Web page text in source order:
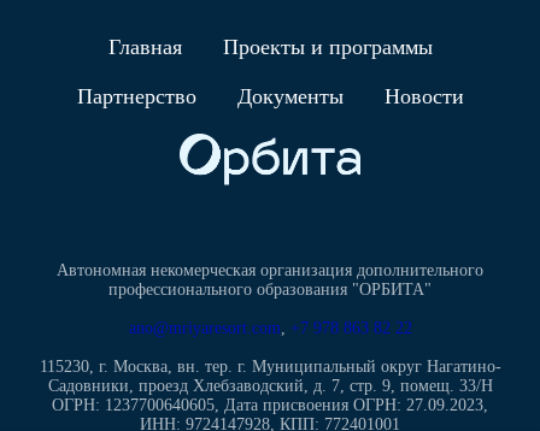
Главная Проекты и программы
Партнерство Документы Новости
Автономная некомерческая организация дополнительного
профессионального образования "ОРБИТА"
ano@mriyaresort.com +7 978 863 82 22
115230, г. Москва, вн. тер. г. Муниципальный округ Нагатино-
Садовники, проезд Хлебзаводский, д. 7, стр. 9, помещ. 33/Н
ОГРН: 1237700640605, Дата присвоения ОГРН: 27.09.2023,
ИНН: 9724147928, КПП: 772401001